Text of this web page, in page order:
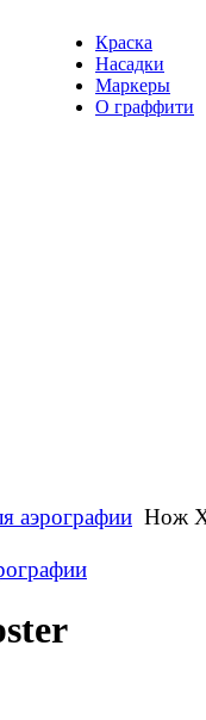
Краска
Насадки
Маркеры
О граффити
аэрографии Нож